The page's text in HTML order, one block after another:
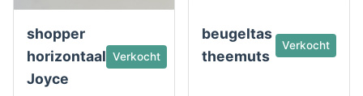
shopper
horizontaal
Joyce
Verkocht
beugeltas
theemuts
Verkocht